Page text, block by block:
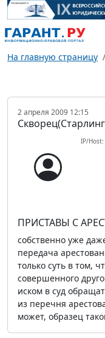
На главную страницу
2 апреля 2009 12:15
IP/
ПРИСТАВЫ С
собственно уже
передача
только суть в том,
совершенного
иском в суд
из перечня
может, образец